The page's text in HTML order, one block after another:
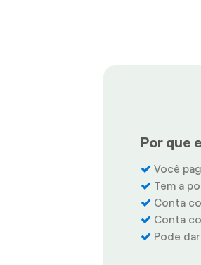
Por que
Você
Tem a
Conta
Conta
Pode